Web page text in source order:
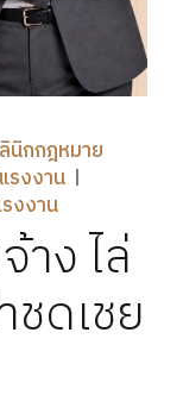
นิกกฎหมาย
รงงาน
งงาน
ง ไล่
ดเชย